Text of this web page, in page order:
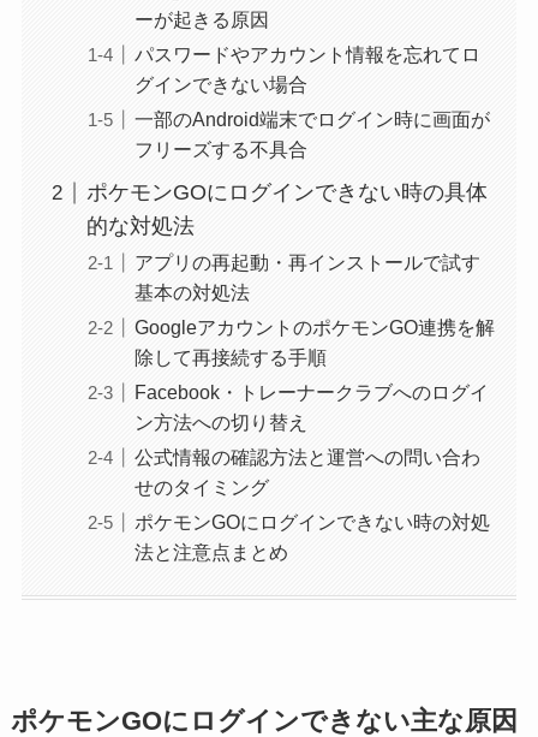
ーが起きる原因
パスワードやアカウント情報を忘れてロ
グインできない場合
一部のAndroid端末でログイン時に画面が
フリーズする不具合
ポケモンGOにログインできない時の具体
的な対処法
アプリの再起動・再インストールで試す
基本の対処法
GoogleアカウントのポケモンGO連携を解
除して再接続する手順
Facebook・トレーナークラブへのログイ
ン方法への切り替え
公式情報の確認方法と運営への問い合わ
せのタイミング
ポケモンGOにログインできない時の対処
法と注意点まとめ
ポケモンGOにログインできない主な原因